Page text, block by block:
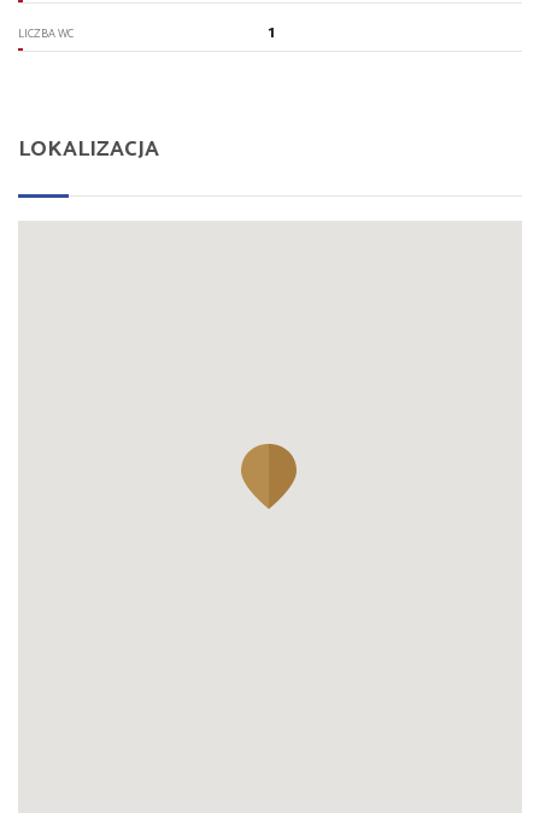
LICZBA WC 1
LOKALIZACJA